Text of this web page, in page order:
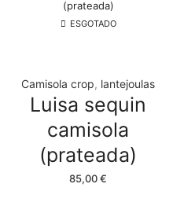
ESGOTADO
Camisola crop, lantejoulas
Luisa sequin
camisola
(prateada)
85,00€